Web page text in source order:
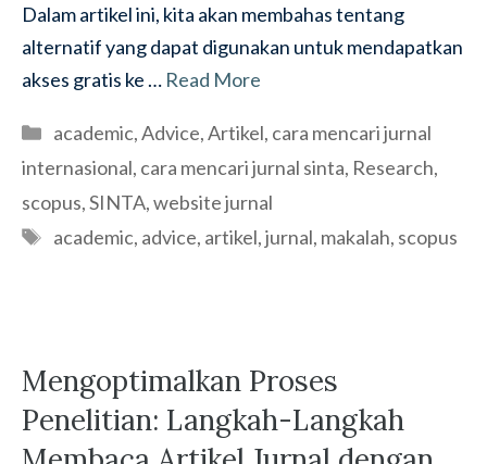
Dalam artikel ini, kita akan membahas tentang
alternatif yang dapat digunakan untuk mendapatkan
akses gratis ke … Read More
Categories
academic,Advice,Artikel, cara mencari jurnal
internasional, cara mencari jurnal sinta, Research,
scopus,SINTA,website jurnal
Tags
academic, advice, artikel,jurnal, makalah, scopus
Mengoptimalkan Proses
Penelitian: Langkah-Langkah